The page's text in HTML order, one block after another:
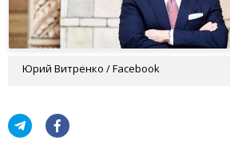
Юрий Витренко / Facebook